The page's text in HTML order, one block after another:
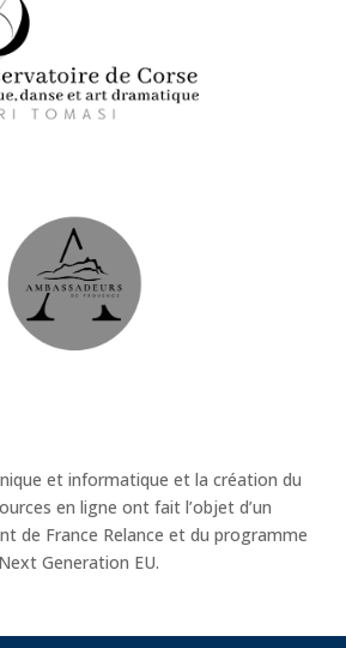
et informatique et la création du
en ligne ont fait l’objet d’un
de France Relance et du programme
Next Generation EU.